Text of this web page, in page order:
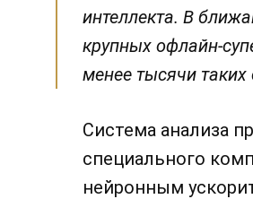
интеллекта. В
крупных офлайн-
менее тысячи таких
Система анализа
специального
нейронным